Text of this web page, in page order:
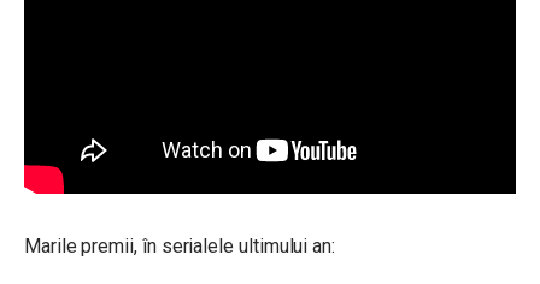
Marile premii, în serialele ultimului an: